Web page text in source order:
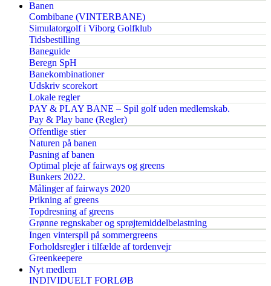
Banen
Combibane (VINTERBANE)
Simulatorgolf i Viborg Golfklub
Tidsbestilling
Baneguide
Beregn SpH
Banekombinationer
Udskriv scorekort
Lokale regler
PAY & PLAY BANE – Spil golf uden medlemskab.
Pay & Play bane (Regler)
Offentlige stier
Naturen på banen
Pasning af banen
Optimal pleje af fairways og greens
Bunkers 2022.
Målinger af fairways 2020
Prikning af greens
Topdresning af greens
Grønne regnskaber og sprøjtemiddelbelastning
Ingen vinterspil på sommergreens
Forholdsregler i tilfælde af tordenvejr
Greenkeepere
Nyt medlem
INDIVIDUELT FORLØB